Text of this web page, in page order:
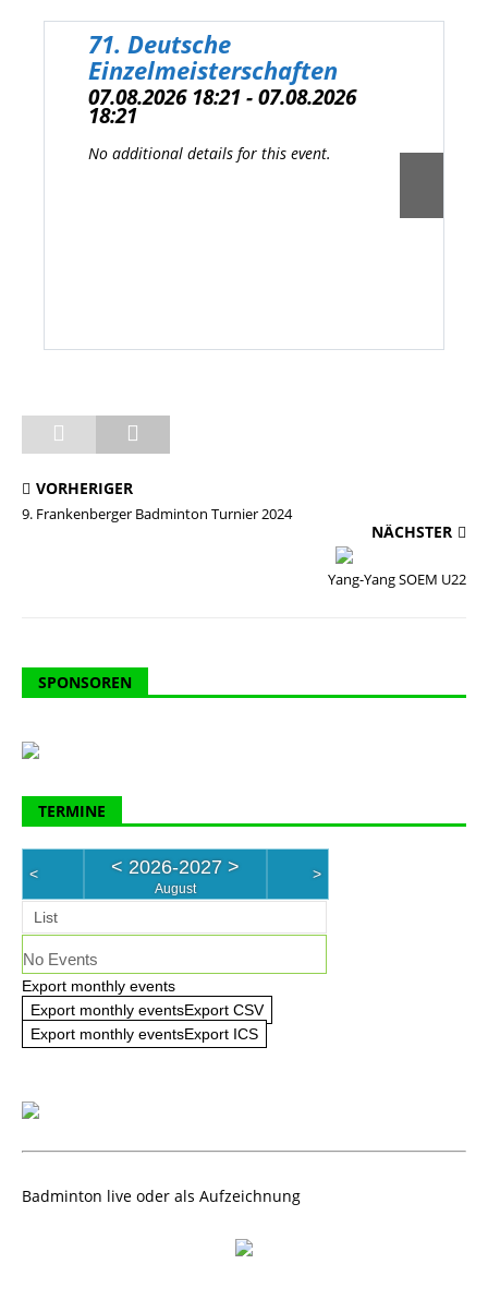
71. Deutsche
Einzelmeisterschaften
07.08.2026 18:21 - 07.08.2026
18:21
No additional details for this event.
VORHERIGER
9. Frankenberger Badminton Turnier 2024
NÄCHSTER
Yang-Yang SOEM U22
SPONSOREN
TERMINE
< < 2026-2027 >
August
>
List
No Events
Export monthly events
Export monthly eventsExport CSV
Export monthly eventsExport ICS
Badminton live oder als Aufzeichnung